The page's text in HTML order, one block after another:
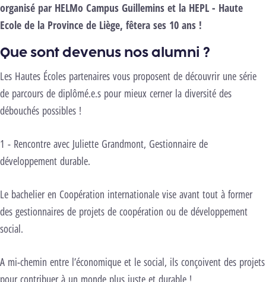
organisé par HELMo Campus Guillemins et la HEPL - Haute
Ecole de la Province de Liège, fêtera ses 10 ans !
Que sont devenus nos alumni ?
Les Hautes Écoles partenaires vous proposent de découvrir une série
de parcours de diplômé.e.s pour mieux cerner la diversité des
débouchés possibles !
1 - Rencontre avec Juliette Grandmont, Gestionnaire de
développement durable.
Le bachelier en Coopération internationale vise avant tout à former
des gestionnaires de projets de coopération ou de développement
social.
A mi-chemin entre l’économique et le social, ils conçoivent des projets
pour contribuer à un monde plus juste et durable !